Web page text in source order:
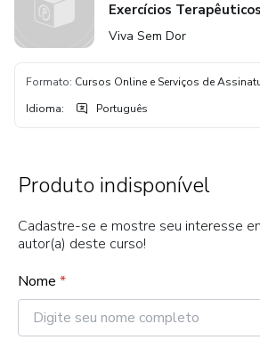
Exercícios
Viva Sem Dor
Formato: Cursos Online e Serviços de
Idioma: Português
Produto indisponível
Cadastre-se e mostre seu interesse
autor(a) deste curso!
Nome *